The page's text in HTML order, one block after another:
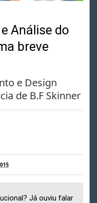
Análise do
breve
e Design
de B.F Skinner
Já ouviu falar